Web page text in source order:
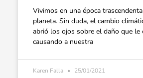
Vivimos en una época
planeta. Sin duda, el cambio
abrió los ojos sobre el daño que le
causando a nuestra
Karen Falla 25/01/2021